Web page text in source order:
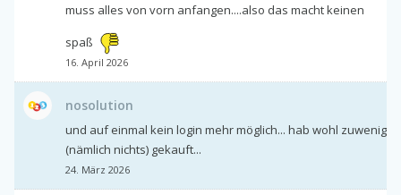
muss alles von vorn anfangen....also das macht keinen
spaß
16. April 2026
nosolution
und auf einmal kein login mehr möglich... hab wohl zuwenig
(nämlich nichts) gekauft...
24. März 2026